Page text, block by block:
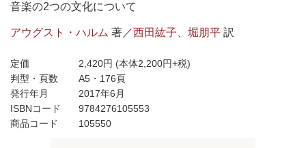
音楽の2つの文化について
アウグスト・ハルム 著／西田紘子 堀朋平 訳
定価 2,420円 (本体2,200円+税)
判型・頁数
A5・176頁
発行年月
2017年6月
ISBNコード
9784276105553
商品コード
105550